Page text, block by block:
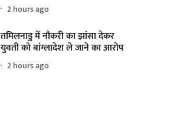
2 hours ago
तमिलनाडु में नौकरी का झांसा देकर
युवती को बांग्लादेश ले जाने का आरोप
2 hours ago